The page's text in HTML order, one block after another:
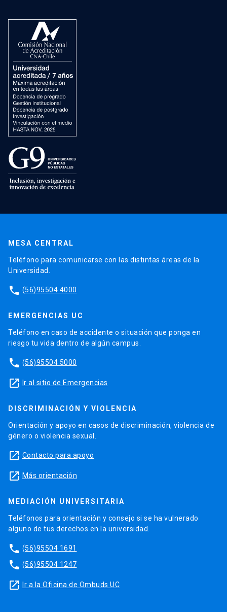
MESA CENTRAL
Teléfono para comunicarse con las distintas áreas de la
Universidad.
phone (56)95504 4000
EMERGENCIAS UC
Teléfono en caso de accidente o situación que ponga en
riesgo tu vida dentro de algún campus.
phone (56)95504 5000
launch Ir al sitio de Emergencias
DISCRIMINACIÓN Y VIOLENCIA
Orientación y apoyo en casos de discriminación, violencia de
género o violencia sexual.
launch Contacto para apoyo
launch Más orientación
MEDIACIÓN UNIVERSITARIA
Teléfonos para orientación y consejo si se ha vulnerado
alguno de tus derechos en la universidad.
phone (56)95504 1691
phone (56)95504 1247
launch Ir a la Oficina de Ombuds UC